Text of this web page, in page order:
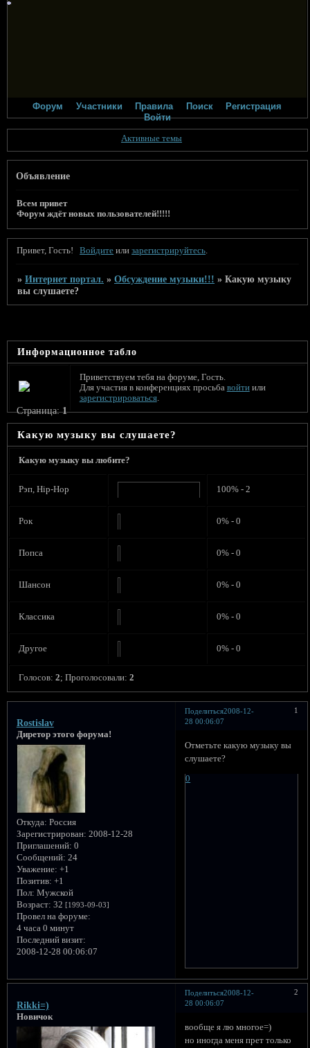
*
*
*
*
*
*
*
*
*
*
*
*
*
*
*
*
*
*
*
*
*
*
*
*
*
*
*
*
*
*
*
*
*
*
*
*
Форум Участники Правила Поиск
Регистрация
Войти
Активные темы
Объявление
Всем привет
Форум ждёт новых пользователей!!!!!
Привет, Гость! Войдите илизарегистрируйтесь.
»Интернет портал. »Обсуждение музыки!!! »Какую музыку
вы слушаете?
Информационное табло
Приветствуем тебя на форуме, Гость.
Для участия в конференциях просьба войтиили
зарегистрироваться.
Какую музыку вы слушаете?
Страница:1
Какую музыку вы любите?
Рэп, Hip-Hop 100% - 2
Рок 0% - 0
Попса 0% - 0
Шансон 0% - 0
Классика 0% - 0
Другое 0% - 0
Голосов:2;Проголосовали:2
Поделиться 1
2008-12-
28 00:06:07
Rostislav
Диретор этого форума!
Откуда: Россия
Зарегистрирован: 2008-12-28
Приглашений: 0
Сообщений: 24
Уважение: +1
Позитив: +1
Пол: Мужской
Возраст: 32 [1993-09-03]
Провел на форуме:
4 часа 0 минут
Последний визит:
2008-12-28 00:06:07
Отметьте какую музыку вы
слушаете?
0
Поделиться 2
2008-12-
28 00:06:07
Rikki=)
Новичок
вообще я лю многое=)
но иногда меня прет только